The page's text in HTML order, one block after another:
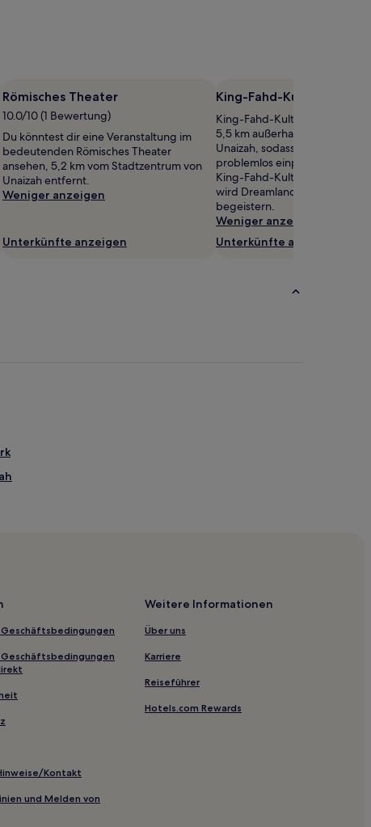
Römisches Theater
10.0/10 (1 Bewertung)
Du könntest dir eine Veranstaltung im
bedeutenden Römisches Theater
ansehen, 5,2 km vom Stadtzentrum von
Unaizah entfernt.
Weniger anzeigen
Unterkünfte anzeigen
King-Fahd-Kulturzentrum
King-Fahd-Kulturzentrum
5,5 km außerhalb des
Unaizah, sodass sich ein
problemlos einplanen lässt.
King-Fahd-Kulturzentrum toll
wird Dreamland in der Nähe
begeistern.
Weniger anzeigen
Unterkünfte anzeigen
Kontakt
und Melden von
Weitere Informationen
Über uns
Karriere
Reiseführer
Hotels.com Rewards